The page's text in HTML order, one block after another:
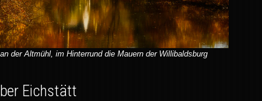
der Altmühl, im Hinterrund die Mauern der Willibaldsburg
Eichstätt